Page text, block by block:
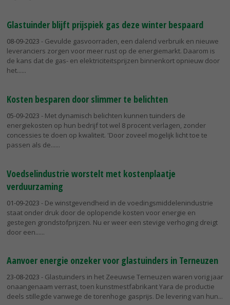
Glastuinder blijft prijspiek gas deze winter bespaard
08-09-2023 - Gevulde gasvoorraden, een dalend verbruik en nieuwe
leveranciers zorgen voor meer rust op de energiemarkt. Daarom is
de kans dat de gas- en elektriciteitsprijzen binnenkort opnieuw door
het...
Kosten besparen door slimmer te belichten
05-09-2023 - Met dynamisch belichten kunnen tuinders de
energiekosten op hun bedrijf tot wel 8 procent verlagen, zonder
concessies te doen op kwaliteit. 'Door zoveel mogelijk licht toe te
passen als de...
Voedselindustrie worstelt met kostenplaatje
verduurzaming
01-09-2023 - De winstgevendheid in de voedingsmiddelenindustrie
staat onder druk door de oplopende kosten voor energie en
gestegen grondstofprijzen. Nu er weer een stevige verhoging dreigt
door een...
Aanvoer energie onzeker voor glastuinders in Terneuzen
23-08-2023 - Glastuinders in het Zeeuwse Terneuzen waren vorig jaar
onaangenaam verrast, toen kunstmestfabrikant Yara de productie
deels stillegde vanwege de torenhoge gasprijs. De levering van hun...